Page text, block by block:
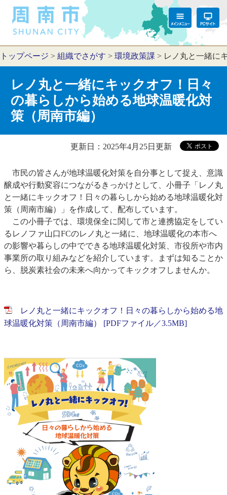
トップページ > 組織でさがす > 環境政策課 > レノ丸と一緒に
レノ丸と一緒にキックオフ！日々
の暮らしから始める地球温暖化対
策（周南市編）
更新日：2025年4月25日更新
市民の皆さんが地球温暖化対策を自分事として捉え、意識
醸成や行動変容につながるきっかけとして、小冊子「レノ丸
と一緒にキックオフ！日々の暮らしから始める地球温暖化対
策（周南市編）」を作成して、配布しています。
この小冊子では、環境保全に関して市と連携協定​をしてい
るレノファ山口FCのレノ丸と一緒に、地球温暖化の本市へ
の影響や暮らしの中でできる地球温暖化対策、市役所や市内
事業所の取り組みなどを紹介しています。まずは知ることか
ら、脱炭素社会の未来へ向かってキックオフしませんか。
レノ丸と一緒にキックオフ！日々の暮らしから始める地
球温暖化対策（周南市編） [PDFファイル／3.5MB]